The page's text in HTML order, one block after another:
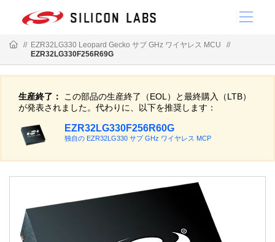
// EZR32LG330 Leopard Gecko サブ GHz ワイヤレス MCU
//
EZR32LG330F256R69G
生産終了：
この部品の生産終了（EOL）と最終購入（LTB）
が発表されました。代わりに、以下を推奨します：
EZR32LG330F256R60G
独自の EZR32LG330 サブ GHz ワイヤレス MCP